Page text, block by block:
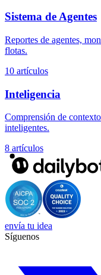
Sistema de Agentes
Reportes de agentes,
flotas.
10 artículos
Inteligencia
Comprensión de
inteligentes.
8 artículos
envía tu idea
Síguenos